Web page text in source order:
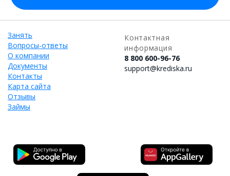
Занять
Вопросы-ответы
О компании
Документы
Контакты
Карта сайта
Отзывы
Займы
Контактная
информация
8 800 600-96-76
support@krediska.ru